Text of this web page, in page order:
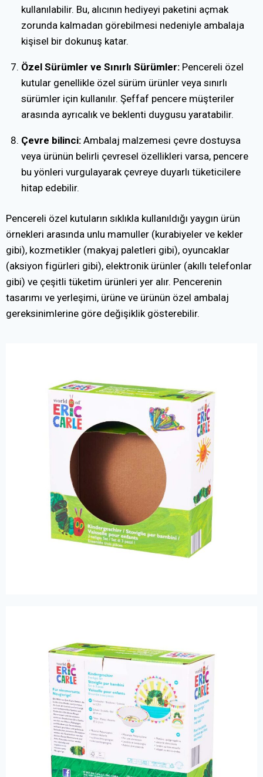
kullanılabilir. Bu, alıcının hediyeyi paketini açmak
zorunda kalmadan görebilmesi nedeniyle ambalaja
kişisel bir dokunuş katar.
Özel Sürümler ve Sınırlı Sürümler:Pencereli özel
kutular genellikle özel sürüm ürünler veya sınırlı
sürümler için kullanılır. Şeffaf pencere müşteriler
arasında ayrıcalık ve beklenti duygusu yaratabilir.
Çevre bilinci:Ambalaj malzemesi çevre dostuysa
veya ürünün belirli çevresel özellikleri varsa, pencere
bu yönleri vurgulayarak çevreye duyarlı tüketicilere
hitap edebilir.
Pencereli özel kutuların sıklıkla kullanıldığı yaygın ürün
örnekleri arasında unlu mamuller (kurabiyeler ve kekler
gibi), kozmetikler (makyaj paletleri gibi), oyuncaklar
(aksiyon figürleri gibi), elektronik ürünler (akıllı telefonlar
gibi) ve çeşitli tüketim ürünleri yer alır. Pencerenin
tasarımı ve yerleşimi, ürüne ve ürünün özel ambalaj
gereksinimlerine göre değişiklik gösterebilir.